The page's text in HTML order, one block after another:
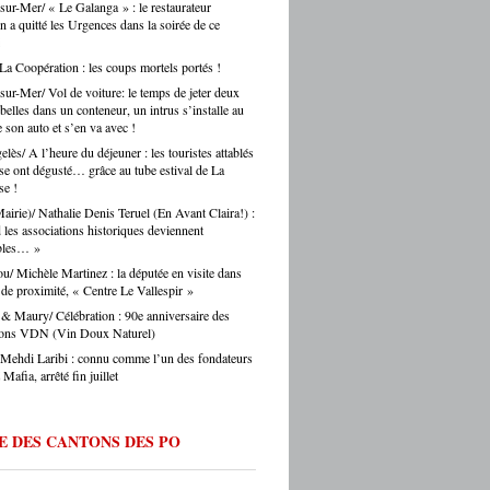
c’est toute une vie de territoire qui se
Alors oui, on se bat pour eux, on les
des collectivités, des institutions, du
Et on ne fait pas ça mollement. »
: justement, est-ce que les artisans
une période difficile en ce moment ? -
: « Comme partout en France, les
en hausse, coût des matières premières,
de recrutement, concurrence déloyale…
un département comme le nôtre, qui
des fragilités socio-économiques bien
ces difficultés sont souvent amplifiées.
d’achat des ménages qui se contracte,
directement les artisans. Mais je ne
verser dans le catastrophisme : il y a
de créations, beaucoup
beaucoup de jeunes qui choisissent
de fond est là. » Ouillade.eu : vous
recrutement. On entend souvent que
en tension très forte — le bâtiment,
avec Argelès-sur-Mer. Une confusion
faite par les touristes… et
journalistes parisiens. Sans oublier,
les chauffeurs de taxi parisiens.
Mer/ « Le Galanga » : le restaurateur
a quitté les Urgences dans la soirée de ce
Coopération : les coups mortels portés !
Mer/ Vol de voiture: le temps de jeter deux
dans un conteneur, un intrus s’installe au
son auto et s’en va avec !
A l’heure du déjeuner : les touristes attablés
ont dégusté… grâce au tube estival de La
!
Nathalie Denis Teruel (En Avant Claira!) :
associations historiques deviennent
»
Michèle Martinez : la députée en visite dans
proximité, « Centre Le Vallespir »
Maury/ Célébration : 90e anniversaire des
VDN (Vin Doux Naturel)
Laribi : connu comme l’un des fondateurs
Mafia, arrêté fin juillet
DES CANTONS DES PO